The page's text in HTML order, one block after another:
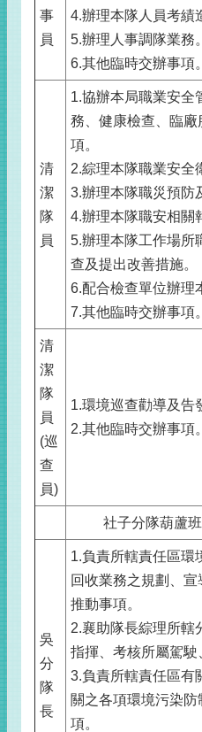
事
員
4.辦理本隊人員考績
5.辦理人事調隊業務。
6.其他臨時交辦事項。
清
潔
隊
員
1.協辦本局職業安全
務、健康檢查、臨
項。
2.綜理本隊職業安全
3.辦理本隊職災預防
4.辦理本隊職安相關
5.辦理本隊工作場所
查及提出改善措施。
6.配合檢查單位辦理
7.其他臨時交辦事項。
清
潔
隊
員
(巡
查
員)
1.環境巡查勸導及告
2.其他臨時交辦事項。
社子分隊葫蘆
吳
分
隊
長
1.負責所轄責任區環
回收業務之規劃、宣
推動事項。
2.襄助隊長綜理所轄
指揮、考核所屬駕駛
3.負責所轄責任區有
關之各項環境污染
項。